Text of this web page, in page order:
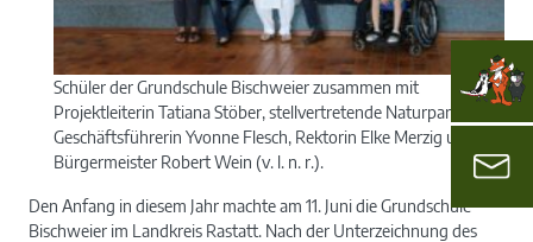
Schüler der Grundschule Bischweier zusammen mit
Projektleiterin Tatiana Stöber, stellvertretende Naturpark-
Geschäftsführerin Yvonne Flesch, Rektorin Elke Merzig und
Bürgermeister Robert Wein (v. l. n. r.).
Den Anfang in diesem Jahr machte am 11. Juni die Grundschule
Bischweier im Landkreis Rastatt. Nach der Unterzeichnung des